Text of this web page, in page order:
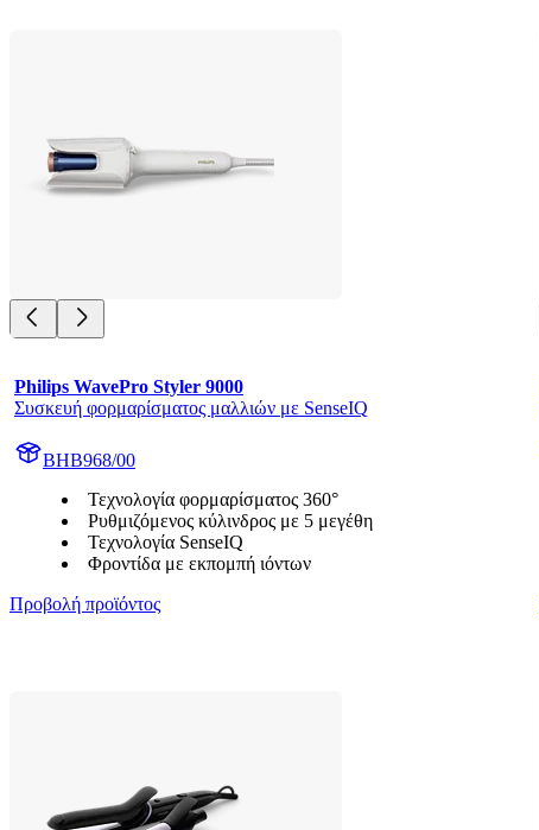
Philips WavePro Styler 9000
Συσκευή φορμαρίσματος μαλλιών με SenseIQ
BHB968/00
Τεχνολογία φορμαρίσματος 360°
Ρυθμιζόμενος κύλινδρος με 5 μεγέθη
Τεχνολογία SenseIQ
Φροντίδα με εκπομπή ιόντων
Προβολή προϊόντος